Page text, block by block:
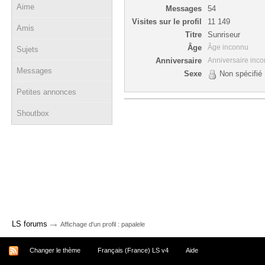
Aime
Amis
Sujets
Messages
Petites annonces
Shoutbox
Messages
54
Visites sur le profil
11 149
Titre
Sunriseur
Âge
Âge inconnu
Anniversaire Anniversaire
Sexe Non spécifié
LS forums → Affichage d'un profil : papalele
Changer le thème Français (France) LS v4 Aide